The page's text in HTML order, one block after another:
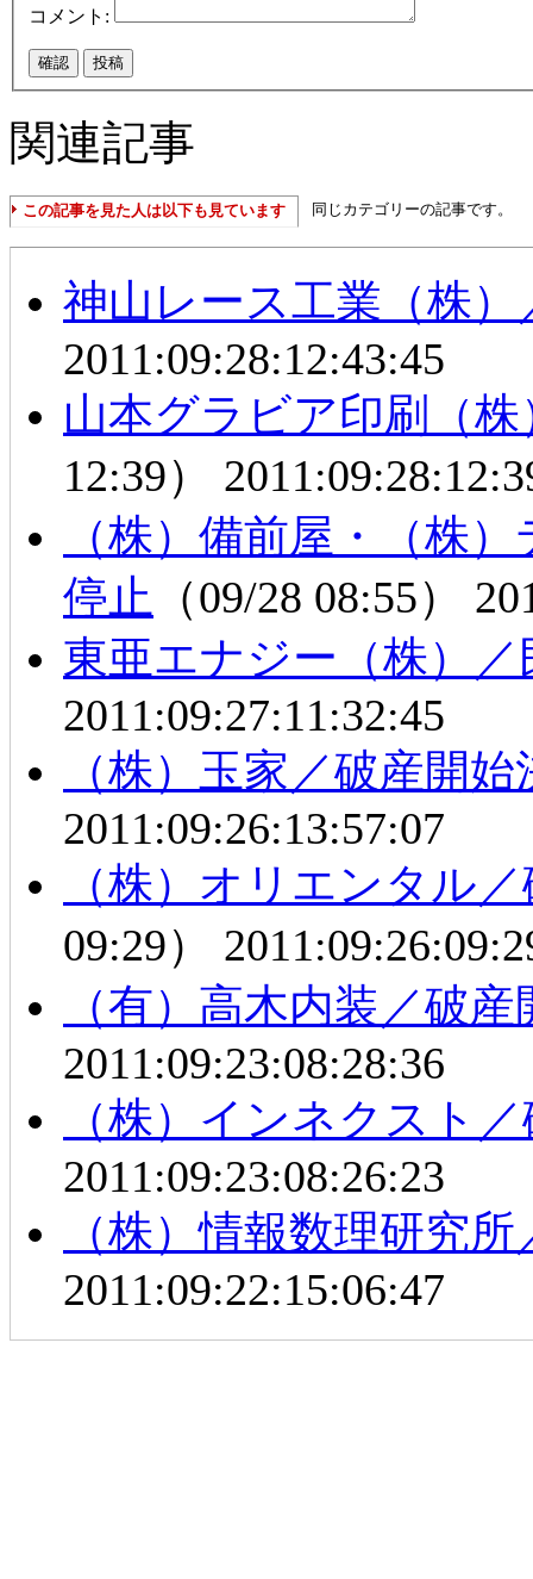
コメント:
関連記事
この記事を見た人は以下も見ています 同じカテゴリーの記事です。
神山レース工業（株）
2011:09:28:12:43:45
山本グラビア印刷（
12:39）
（株）備前屋・（株
停止
（09/28 08:55）
東亜エナジー（株）／
2011:09:27:11:32:45
（株）玉家／破産開始
2011:09:26:13:57:07
（株）オリエンタル
09:29）
（有）高木内装／破
2011:09:23:08:28:36
（株）インネクスト
2011:09:23:08:26:23
（株）情報数理研究
2011:09:22:15:06:47